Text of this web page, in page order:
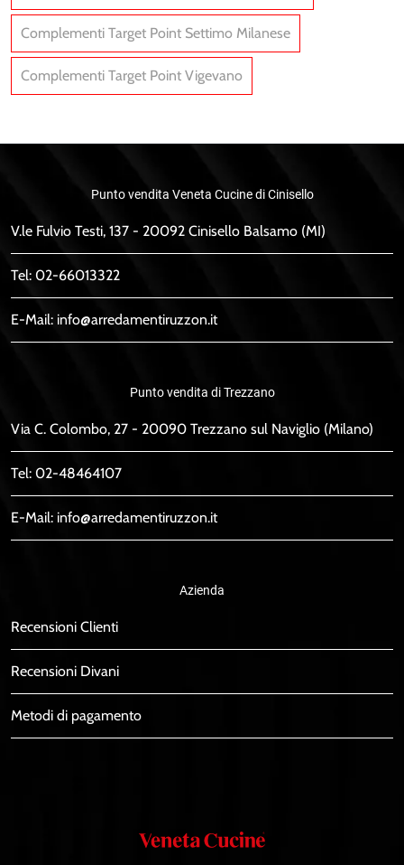
Complementi Target Point Settimo Milanese
Complementi Target Point Vigevano
Punto vendita Veneta Cucine di Cinisello
V.le Fulvio Testi, 137 - 20092 Cinisello Balsamo (MI)
Tel: 02-66013322
E-Mail: info@arredamentiruzzon.it
Punto vendita di Trezzano
Via C. Colombo, 27 - 20090 Trezzano sul Naviglio (Milano)
Tel: 02-48464107
E-Mail: info@arredamentiruzzon.it
Azienda
Recensioni Clienti
Recensioni Divani
Metodi di pagamento
Veneta